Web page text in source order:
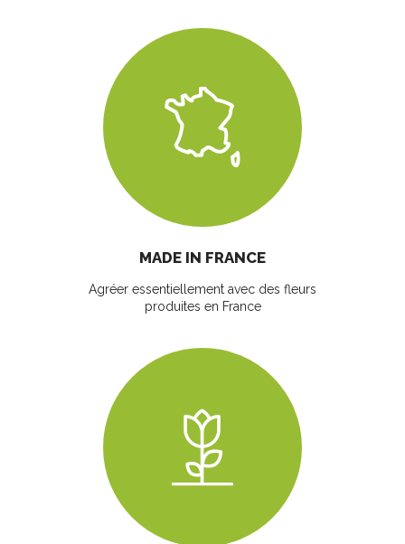
MADE IN FRANCE
Agréer essentiellement avec des fleurs
produites en France